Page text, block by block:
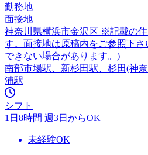
勤務地
面接地
神奈川県横浜市金沢区 ※記載の
す。面接地は原稿内をご参照下
できない場合があります。)
南部市場駅、新杉田駅、杉田(神
浦駅
シフト
1日8時間 週3日からOK
未経験OK